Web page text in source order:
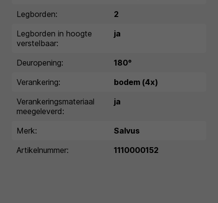
Legborden:
2
Legborden in hoogte
verstelbaar:
ja
Deuropening:
180°
Verankering:
bodem (4x)
Verankeringsmateriaal
meegeleverd:
ja
Merk:
Salvus
Artikelnummer:
1110000152